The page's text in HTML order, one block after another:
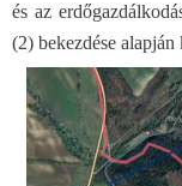
és az
(2) bekezdése